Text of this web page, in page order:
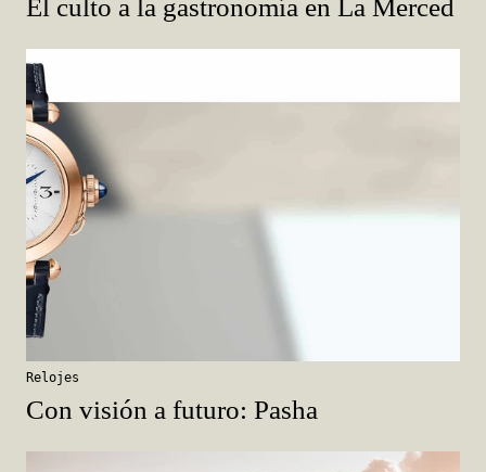
El culto a la gastronomía en La Merced
Relojes
Con visión a futuro: Pasha